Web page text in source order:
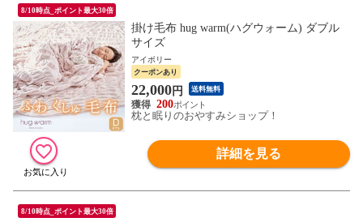
8/10時点_ポイント最大30倍
掛け毛布 hug warm(ハグウォーム) ダブル
サイズ
アイボリー
クーポンあり
22,000円 送料無料
200
枕と眠りのおやすみショップ！
詳細を見る
8/10時点_ポイント最大30倍